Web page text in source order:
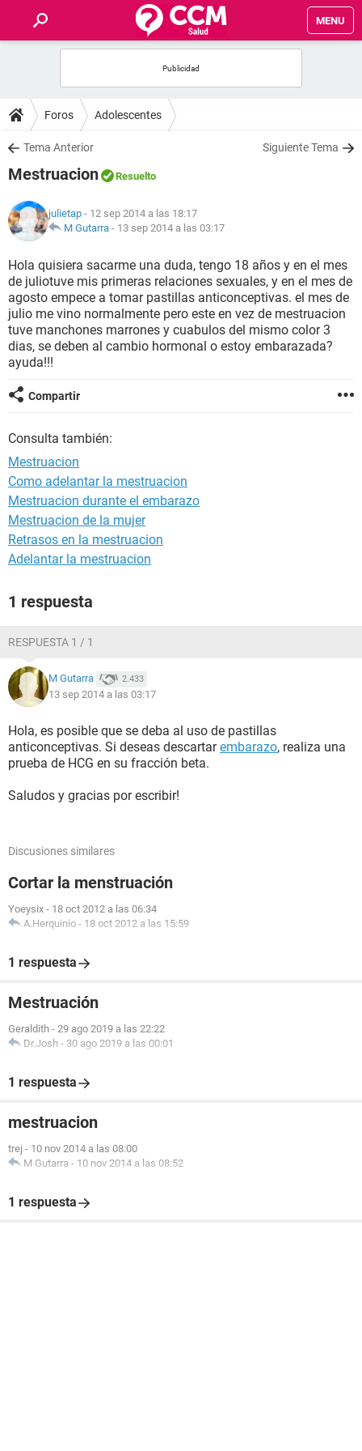
MENU
FOROS
SALUD
NUTRICIÓN
BIENESTAR
SEXUALIDAD
GLOSARIO
Foros Adolescentes
Tema Anterior Siguiente Tema
Mestruacion Resuelto
julietap - 12 sep 2014 a las 18:17
M Gutarra - 13 sep 2014 a las 03:17
Hola quisiera sacarme una duda, tengo 18 años y en el mes
de juliotuve mis primeras relaciones sexuales, y en el mes de
agosto empece a tomar pastillas anticonceptivas. el mes de
julio me vino normalmente pero este en vez de mestruacion
tuve manchones marrones y cuabulos del mismo color 3
dias, se deben al cambio hormonal o estoy embarazada?
ayuda!!!
Compartir
Consulta también:
Mestruacion
Como adelantar la mestruacion
Mestruacion durante el embarazo
Mestruacion de la mujer
Retrasos en la mestruacion
Adelantar la mestruacion
1 respuesta
RESPUESTA 1 / 1
M Gutarra 2.433
13 sep 2014 a las 03:17
Hola, es posible que se deba al uso de pastillas
anticonceptivas. Si deseas descartarembarazo, realiza una
prueba de HCG en su fracción beta.
Saludos y gracias por escribir!
Discusiones similares
Cortar la menstruación
Yoeysix - 18 oct 2012 a las 06:34
A.Herquinio - 18 oct 2012 a las 15:59
1 respuesta
Mestruación
Geraldith - 29 ago 2019 a las 22:22
Dr.Josh - 30 ago 2019 a las 00:01
1 respuesta
mestruacion
trej - 10 nov 2014 a las 08:00
M Gutarra - 10 nov 2014 a las 08:52
1 respuesta